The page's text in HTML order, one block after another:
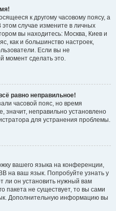
к другому часовому поясу, а
этом случае измените в личных
вы находитесь: Москва, Киев и
как и большинство настроек,
Если вы не
момент сделать это.
равно неправильное!
часовой пояс, но время
значит, неправильно установлено
для устранения проблемы.
вашего языка на конференции,
на ваш язык. Попробуйте узнать у
ли он установить нужный вам
пакета не существует, то вы сами
Дополнительную информацию вы